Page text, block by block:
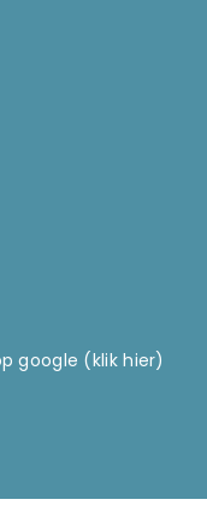
google (klik hier)